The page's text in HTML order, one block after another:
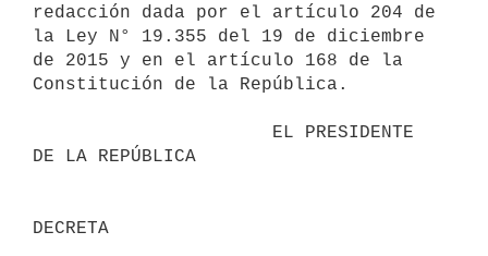
redacción dada por el artículo 204 de
la Ley N° 19.355 del 19 de diciembre
de 2015 y en el artículo 168 de la
Constitución de la República.
DE LA REPÚBLICA